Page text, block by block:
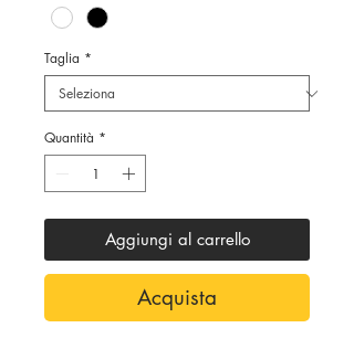
Taglia *
Quantità *
Aggiungi al carrello
Acquista